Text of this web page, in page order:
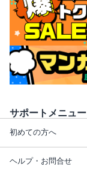
サポートメニュー
初めての方へ
ヘルプ・お問合せ